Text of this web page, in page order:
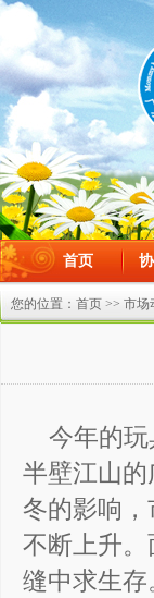
首页
在线留言
您的位置： 首页 >> 市场
今年的
半壁江山
冬的影响
不断上升
缝中求生存